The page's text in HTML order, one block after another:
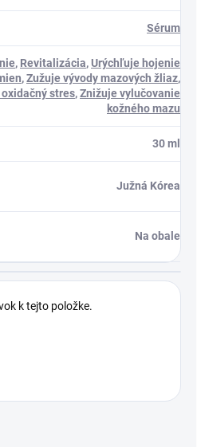
Sérum
, Revitalizácia,Urýchľuje hojenie
,Zužuje vývody mazových žliaz,
stres,Znižuje vylučovanie
kožného mazu
30 ml
Južná Kórea
Na obale
k tejto položke.